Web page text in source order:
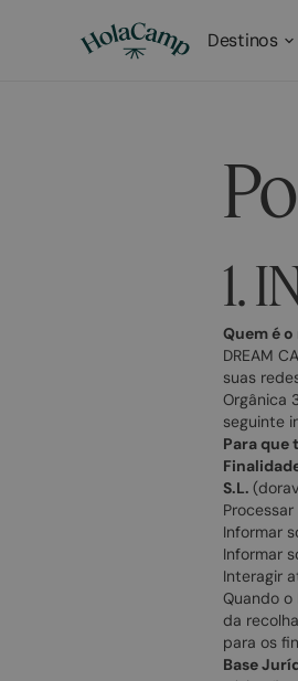
Destinos
1.
Quem é
DREAM
suas
Orgânica
seguinte
Para que
S.L.
Informar
Informar
Interagir
Quando o
da
para os
Base